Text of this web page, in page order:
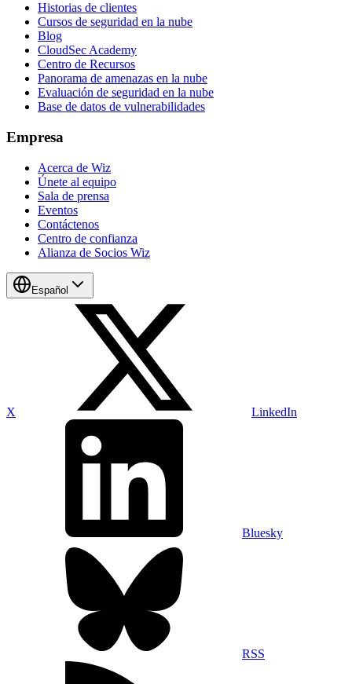
Historias de clientes
Cursos de seguridad en la nube
Blog
CloudSec Academy
Centro de Recursos
Panorama de amenazas en la nube
Evaluación de seguridad en la nube
Base de datos de vulnerabilidades
Empresa
Acerca de Wiz
Únete al equipo
Sala de prensa
Eventos
Contáctenos
Centro de confianza
Alianza de Socios Wiz
Español
X LinkedIn
Bluesky
RSS